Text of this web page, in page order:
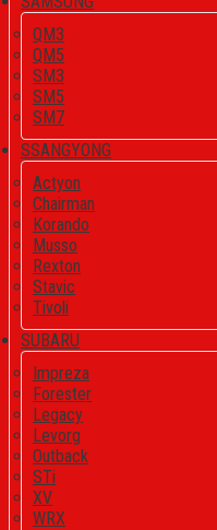
QM3
QM5
SM3
SM5
SM7
SSANGYONG
Actyon
Chairman
Korando
Musso
Rexton
Stavic
Tivoli
SUBARU
Impreza
Forester
Legacy
Levorg
Outback
STi
XV
WRX